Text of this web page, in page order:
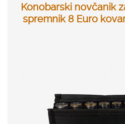
Konobarski novčanik
spremnik 8 Euro